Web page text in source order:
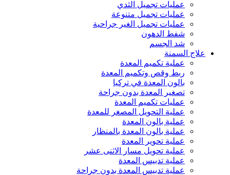
عمليات تجميل الثدي
عمليات تجميل متنوعة
عمليات تجميل الغير جراحية
شفط الدهون
شد الجسم
علاج السمنة
عملية تكميم المعدة
ربط وقص وتكميم المعدة
بالون المعدة في تركيا
تصغير المعدة بدون جراحة
عمليات تكميم المعدة
عملية التحويل المصغر للمعدة
عملية بالون المعدة
عملية بالون المعدة بالمنظار
عملية تحوير المعدة
عملية تحويل مسار الاثنى عشر
عملية تدبيس المعدة
عملية تدبيس المعدة بدون جراحة